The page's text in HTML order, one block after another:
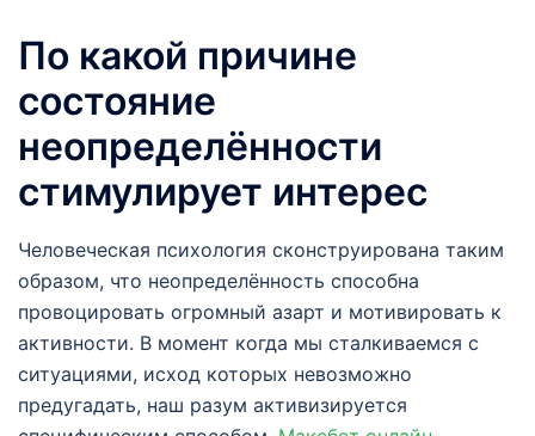
По какой причине
состояние
неопределённости
стимулирует интерес
Человеческая психология сконструирована таким
образом, что неопределённость способна
провоцировать огромный азарт и мотивировать к
активности. В момент когда мы сталкиваемся с
ситуациями, исход которых невозможно
предугадать, наш разум активизируется